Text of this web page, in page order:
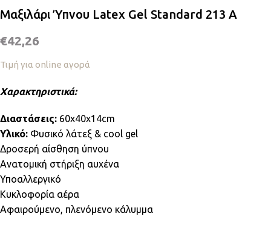
Μαξιλάρι Ύπνου Latex Gel Standard 213 Α
€42,26
Τιμή για online αγορά
Χαρακτηριστικά:
Διαστάσεις: 60x40x14cm
Υλικό: Φυσικό λάτεξ & cool gel
Δροσερή αίσθηση ύπνου
Ανατομική στήριξη αυχένα
Υποαλλεργικό
Κυκλοφορία αέρα
Αφαιρούμενο, πλενόμενο κάλυμμα